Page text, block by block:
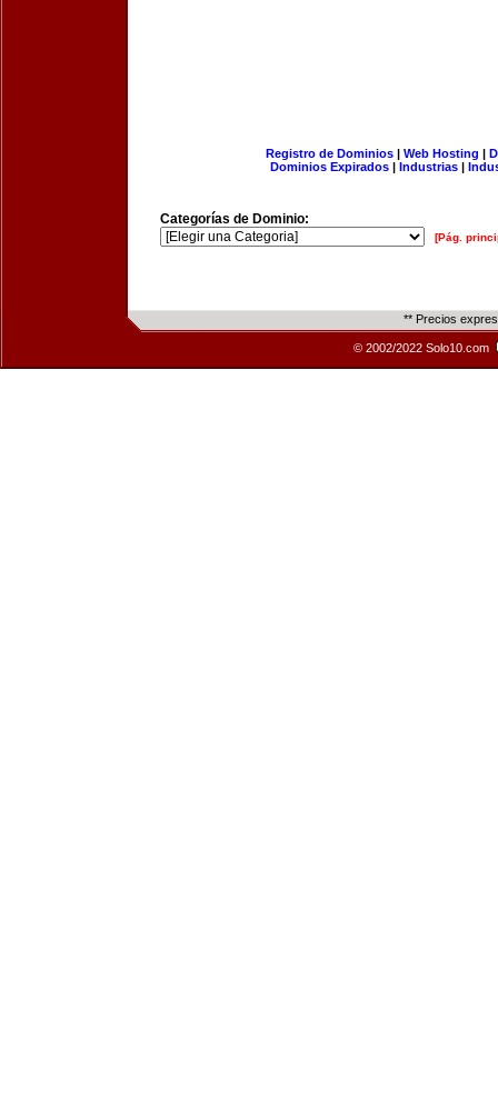
Registro de Dominios| Web Hosting |
Dominios Expirados | Industrias |
Categorías de Dominio:
[Pág.
** Precios
© 2002/2022 Solo10.com